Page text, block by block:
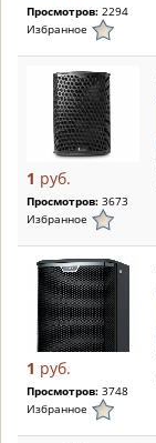
Просмотров: 2294
Избранное
1 руб.
Просмотров: 3673
Избранное
1 руб.
Просмотров: 3748
Избранное